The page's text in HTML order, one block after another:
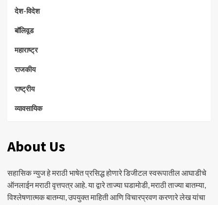
देश-विदेश
बॉलिवूड
महाराष्ट्र
राजकीय
राष्ट्रीय
व्यावसायिक
About Us
सहासिक न्युज हे मराठी भाषेत प्रसिद्ध होणारे डिजीटल स्वरूपातील आघाडीचे
ऑनलाईन मराठी वृत्तपत्र आहे. या द्वारे ताज्या घडामोडी, मराठी ताज्या बातम्या,
विश्लेषणात्मक बातम्या, उपयुक्त माहिती आणि विचारप्रवण करणारे लेख यांचा